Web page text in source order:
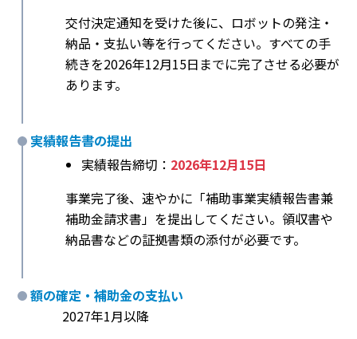
交付決定通知を受けた後に、ロボットの発注・
納品・支払い等を行ってください。すべての手
続きを2026年12月15日までに完了させる必要が
あります。
実績報告書の提出
実績報告締切： 2026年12月15日
事業完了後、速やかに「補助事業実績報告書兼
補助金請求書」を提出してください。領収書や
納品書などの証拠書類の添付が必要です。
額の確定・補助金の支払い
2027年1月以降